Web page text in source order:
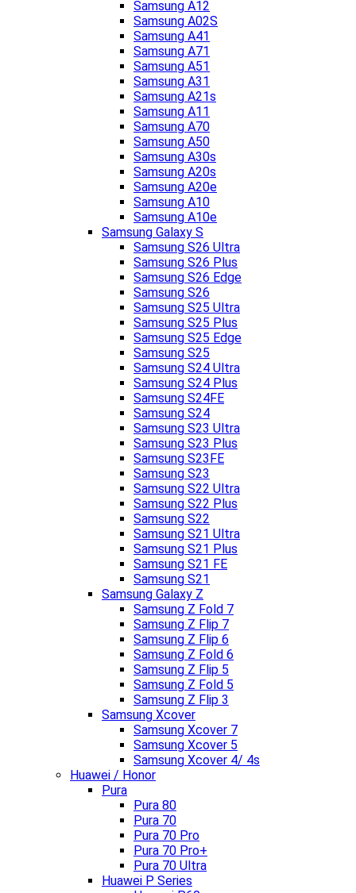
Samsung A12
Samsung A02S
Samsung A41
Samsung A71
Samsung A51
Samsung A31
Samsung A21s
Samsung A11
Samsung A70
Samsung A50
Samsung A30s
Samsung A20s
Samsung A20e
Samsung A10
Samsung A10e
Samsung Galaxy S
Samsung S26 Ultra
Samsung S26 Plus
Samsung S26 Edge
Samsung S26
Samsung S25 Ultra
Samsung S25 Plus
Samsung S25 Edge
Samsung S25
Samsung S24 Ultra
Samsung S24 Plus
Samsung S24FE
Samsung S24
Samsung S23 Ultra
Samsung S23 Plus
Samsung S23FE
Samsung S23
Samsung S22 Ultra
Samsung S22 Plus
Samsung S22
Samsung S21 Ultra
Samsung S21 Plus
Samsung S21 FE
Samsung S21
Samsung Galaxy Z
Samsung Z Fold 7
Samsung Z Flip 7
Samsung Z Flip 6
Samsung Z Fold 6
Samsung Z Flip 5
Samsung Z Fold 5
Samsung Z Flip 3
Samsung Xcover
Samsung Xcover 7
Samsung Xcover 5
Samsung Xcover 4/ 4s
Huawei / Honor
Pura
Pura 80
Pura 70
Pura 70 Pro
Pura 70 Pro+
Pura 70 Ultra
Huawei P Series